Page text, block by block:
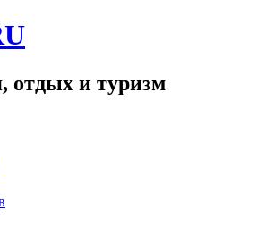
отдых и туризм